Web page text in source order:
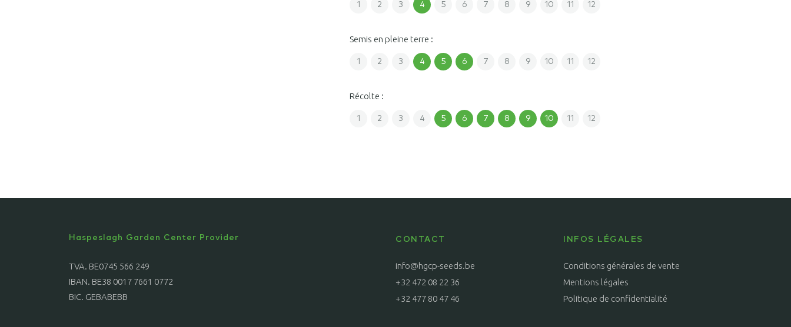
1 2 3 4 5 6 7 8 9 10 11 12
Semis en pleine terre :
1 2 3 4 5 6 7 8 9 10 11 12
Récolte :
1 2 3 4 5 6 7 8 9 10 11 12
Haspeslagh Garden Center Provider
TVA. BE0745 566 249
IBAN. BE38 0017 7661 0772
BIC. GEBABEBB
CONTACT
info@hgcp-seeds.be
+32 472 08 22 36
+32 477 80 47 46
INFOS LÉGALES
Conditions générales de vente
Mentions légales
Politique de confidentialité